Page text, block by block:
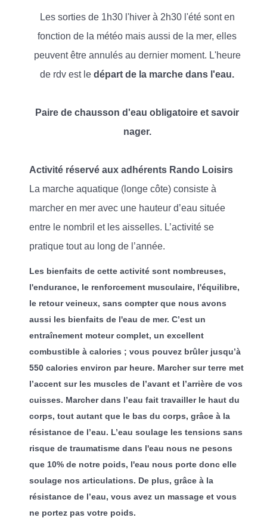
Les sorties de 1h30 l'hiver à 2h30 l'été sont en
fonction de la météo mais aussi de la mer, elles
peuvent être annulés au dernier moment. L'heure
de rdv est le départ de la marche dans l'eau.
Paire de chausson d'eau obligatoire et savoir
nager.
Activité réservé aux adhérents Rando Loisirs
La marche aquatique (longe côte) consiste à
marcher en mer avec une hauteur d’eau située
entre le nombril et les aisselles. L’activité se
pratique tout au long de l’année.
Les bienfaits de cette activité sont nombreuses,
l'endurance, le renforcement musculaire, l'équilibre,
le retour veineux, sans compter que nous avons
aussi les bienfaits de l'eau de mer. C’est un
entraînement moteur complet, un excellent
combustible à calories ; vous pouvez brûler jusqu’à
550 calories environ par heure. Marcher sur terre met
l’accent sur les muscles de l’avant et l’arrière de vos
cuisses. Marcher dans l’eau fait travailler le haut du
corps, tout autant que le bas du corps, grâce à la
résistance de l’eau. L’eau soulage les tensions sans
risque de traumatisme dans l'eau nous ne pesons
que 10% de notre poids, l'eau nous porte donc elle
soulage nos articulations. De plus, grâce à la
résistance de l’eau, vous avez un massage et vous
ne portez pas votre poids.